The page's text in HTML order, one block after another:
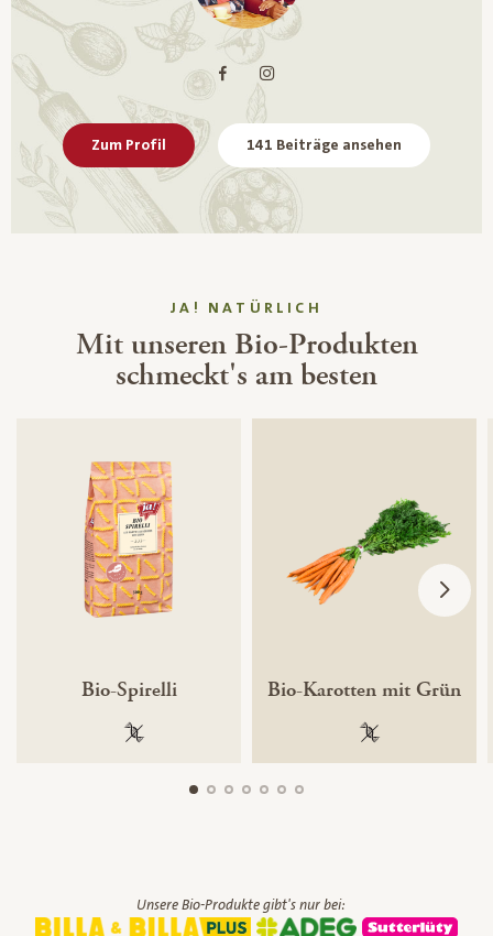
Zum Profil 141 Beiträge ansehen
JA! NATÜRLICH
Mit unseren Bio-Produkten
schmeckt's am besten
Bio-Spirelli
100 % gentechnikfrei
Bio-Karotten mit Grün
100 %
Unsere Bio-Produkte gibt's nur bei: